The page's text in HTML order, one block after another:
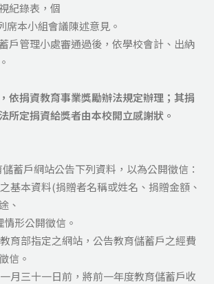
紀錄表，個
席本小組會議陳述意見。
戶管理小處審通過後，依學校會計、出納
依捐資教育事業獎勵辦法規定辦理；其捐
所定捐資給獎者由本校開立感謝狀。
蓄戶網站公告下列資料，以為公開徵信：
基本資料(捐贈者名稱或姓名、捐贈金額、
、
形公開徵信。
育部指定之網站，公告教育儲蓄戶之經費
信。
月三十一日前，將前一年度教育儲蓄戶收